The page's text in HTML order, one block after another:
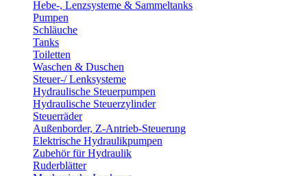
Hebe-, Lenzsysteme & Sammeltanks
Pumpen
Schläuche
Tanks
Toiletten
Waschen & Duschen
Steuer-/ Lenksysteme
Hydraulische Steuerpumpen
Hydraulische Steuerzylinder
Steuerräder
Außenborder, Z-Antrieb-Steuerung
Elektrische Hydraulikpumpen
Zubehör für Hydraulik
Ruderblätter